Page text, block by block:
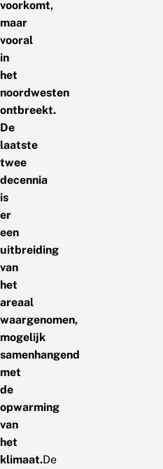
voorkomt,
maar
vooral
in
het
noordwesten
ontbreekt.
De
laatste
twee
decennia
is
er
een
uitbreiding
van
het
areaal
waargenomen,
mogelijk
samenhangend
met
de
opwarming
van
het
klimaat.De